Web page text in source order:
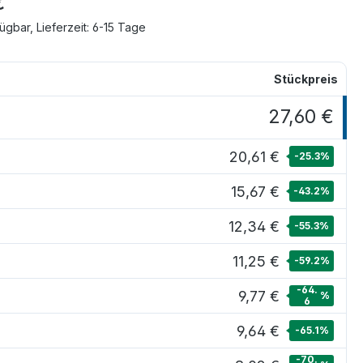
Lieferzeit: 6-15 Tage
Stückpreis
27,60 €
20,61 € -25.3%
15,67 € -43.2%
12,34 € -55.3%
11,25 € -59.2%
9,77 €
-64.
6
%
9,64 € -65.1%
-70.